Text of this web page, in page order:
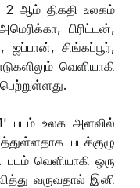
2 ஆம் திகதி உலகம்
பிரிட்டன்,
சிங்கப்பூர்,
வெளியாகி
படம் உலக அளவில்
படக்குழு
படம் வெளியாகி ஒரு
வருவதால் இனி